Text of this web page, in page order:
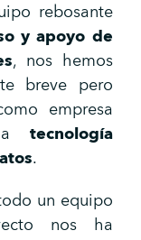
rebosante
y apoyo de
, nos hemos
breve pero
empresa
tecnología
.
un equipo
nos ha